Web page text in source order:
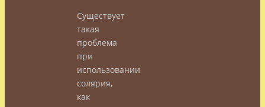
Существует
такая
проблема
при
использовании
солярия,
как